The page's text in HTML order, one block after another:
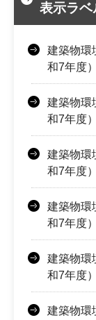
表示ラベ
建築物環
和7年度
建築物環
和7年度
建築物環
和7年度
建築物環
和7年度
建築物環
和7年度
建築物環